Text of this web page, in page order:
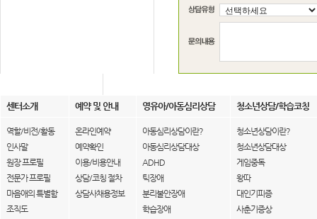
센터소개 예약 및 안내 영유아/아동심리상담 청소년상담/학습코칭
역할/비전/활동
인사말
원장 프로필
전문가 프로필
마음애의 특별함
조직도
온라인예약
예약확인
이용/비용안내
상담/코칭 절차
상담사채용정보
아동심리상담이란?
아동심리상담대상
ADHD
틱장애
분리불안장애
학습장애
청소년상담이란?
청소년상담대상
게임중독
왕따
대인기피증
사춘기증상